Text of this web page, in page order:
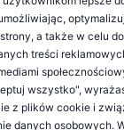
a także w celu
treści
wszystko",
z plików cookie i
danych osobowych.
nie
SPY z terminem
ceną wykonania
z terminem
775 USD.